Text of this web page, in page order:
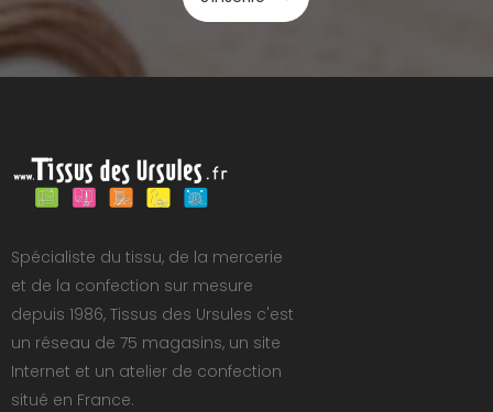
Spécialiste du tissu, de la mercerie
et de la confection sur mesure
depuis 1986, Tissus des Ursules c'est
un réseau de 75 magasins, un site
Internet et un atelier de confection
situé en France.